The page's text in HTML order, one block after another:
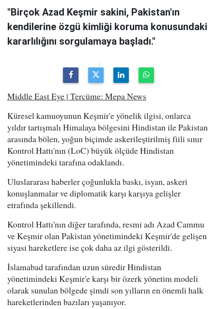
"Birçok Azad Keşmir sakini, Pakistan'ın
kendilerine özgü kimliği koruma konusundaki
kararlılığını sorgulamaya başladı."
Middle East Eye | Tercüme: Mepa News
Küresel kamuoyunun Keşmir'e yönelik ilgisi, onlarca
yıldır tartışmalı Himalaya bölgesini Hindistan ile Pakistan
arasında bölen, yoğun biçimde askerileştirilmiş fiili sınır
Kontrol Hattı'nın (LoC) büyük ölçüde Hindistan
yönetimindeki tarafına odaklandı.
Uluslararası haberler çoğunlukla baskı, isyan, askeri
konuşlanmalar ve diplomatik karşı karşıya gelişler
etrafında şekillendi.
Kontrol Hattı'nın diğer tarafında, resmi adı Azad Cammu
ve Keşmir olan Pakistan yönetimindeki Keşmir'de gelişen
siyasi hareketlere ise çok daha az ilgi gösterildi.
İslamabad tarafından uzun süredir Hindistan
yönetimindeki Keşmir'e karşı bir özerk yönetim modeli
olarak sunulan bölgede şimdi son yılların en önemli halk
hareketlerinden bazıları yaşanıyor.